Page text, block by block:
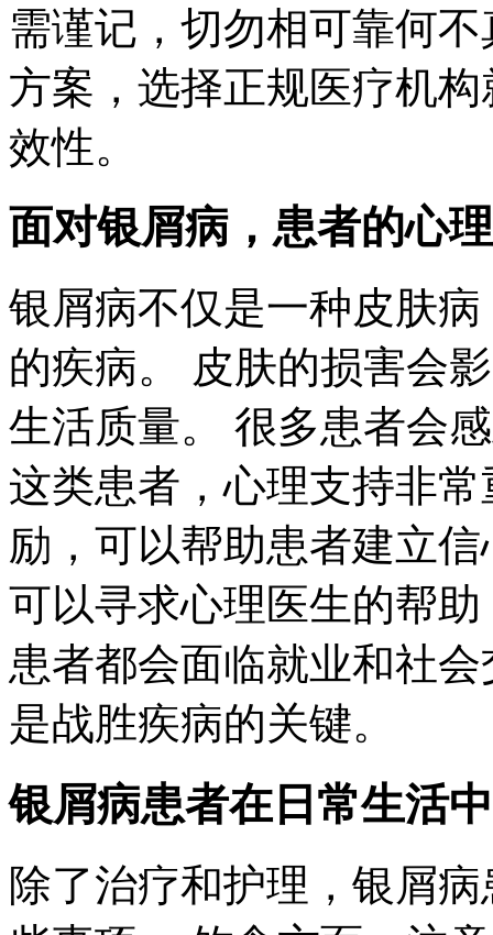
需谨记，切勿相可靠何
方案，选择正规医疗机
效性。
面对银屑病，患者的心
银屑病不仅是一种皮肤
的疾病。 皮肤的损害会
生活质量。 很多患者会
这类患者，心理支持非
励，可以帮助患者建立
可以寻求心理医生的帮
患者都会面临就业和社
是战胜疾病的关键。
银屑病患者在日常生活
除了治疗和护理，银屑